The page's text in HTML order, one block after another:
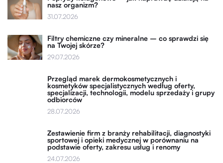
nasz organizm?
31.07.2026
Filtry chemiczne czy mineralne – co sprawdzi się
na Twojej skórze?
29.07.2026
Przegląd marek dermokosmetycznych i
kosmetyków specjalistycznych według oferty,
specjalizacji, technologii, modelu sprzedaży i grupy
odbiorców
28.07.2026
Zestawienie firm z branży rehabilitacji, diagnostyki
sportowej i opieki medycznej w porównaniu na
podstawie oferty, zakresu usług i renomy
24.07.2026